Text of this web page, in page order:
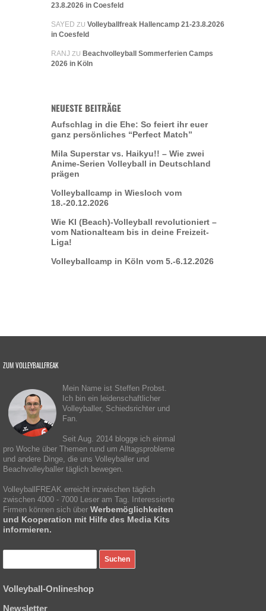
23.8.2026 in Coesfeld
SAYED ZU Volleyballfreak Hallencamp 21-23.8.2026
in Coesfeld
RANJ ZU Beachvolleyball Sommerferien Camps
2026 in Köln
NEUESTE BEITRÄGE
Aufschlag in die Ehe: So feiert ihr euer
ganz persönliches “Perfect Match”
Mila Superstar vs. Haikyu!! – Wie zwei
Anime-Serien Volleyball in Deutschland
prägen
Volleyballcamp in Wiesloch vom
18.-20.12.2026
Wie KI (Beach)-Volleyball revolutioniert –
vom Nationalteam bis in deine Freizeit-
Liga!
Volleyballcamp in Köln vom 5.-6.12.2026
ZUM VOLLEYBALLFREAK
Mein Name ist Steffen Probst.
Ich bin ein leidenschaftlicher
Volleyballer, Schiedsrichter und
Fan.
Seit Aug. 2014 blogge ich einmal
pro Woche über Themen rund um Alltagsprobleme
und andere Dinge, die uns Volleyballer und
Beachvolleyballer täglich bewegen.
VolleyballFREAK erreicht inzwischen täglich
zwischen 4000 - 7000 Leser am Tag. Interessierte
Firmen können sich über Werbemöglichkeiten
und Kooperation mit Hilfe des Media Kits
informieren.
Volleyball-Onlineshop
Newsletter